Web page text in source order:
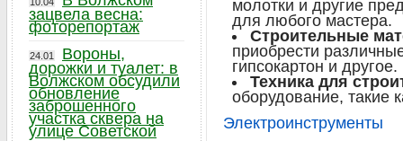
молотки и другие
для любого мастера.
Строительные
приобрести
гипсокартон и другое.
Техника для
оборудование, такие
Электроинструменты
зацвела весна:
фоторепортаж
24.01
Вороны,
дорожки и туалет: в
Волжском обсудили
обновление
заброшенного
участка сквера на
улице Советской